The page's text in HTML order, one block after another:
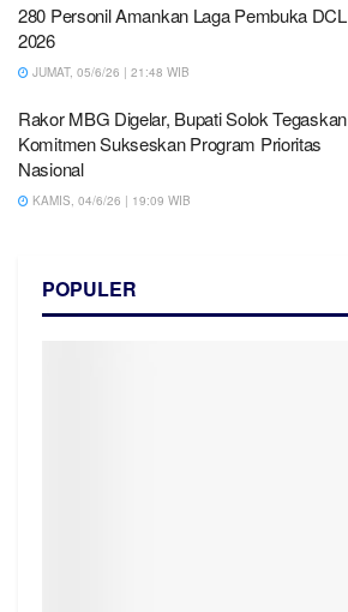
280 Personil Amankan Laga Pembuka DCL
2026
JUMAT, 05/6/26 | 21:48 WIB
Rakor MBG Digelar, Bupati Solok Tegaskan
Komitmen Sukseskan Program Prioritas
Nasional
KAMIS, 04/6/26 | 19:09 WIB
POPULER